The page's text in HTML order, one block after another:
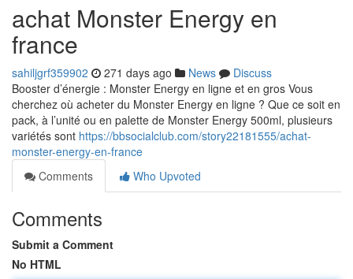
achat Monster Energy en
france
sahiljgrf359902 271 days ago News
Discuss
Booster d’énergie : Monster Energy en ligne et en gros Vous
cherchez où acheter du Monster Energy en ligne ? Que ce soit en
pack, à l’unité ou en palette de Monster Energy 500ml, plusieurs
variétés sont https://bbsocialclub.com/story22181555/achat-
monster-energy-en-france
Comments
Who Upvoted
Comments
Submit a Comment
No HTML